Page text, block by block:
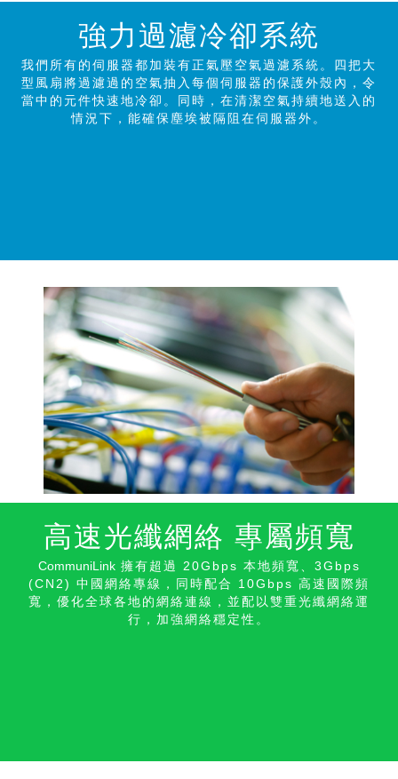
強力過濾冷卻系統
我們所有的伺服器都加裝有正氣壓空氣過濾系統。四把大
型風扇將過濾過的空氣抽入每個伺服器的保護外殼內，令
當中的元件快速地冷卻。同時，在清潔空氣持續地送入的
情況下，能確保塵埃被隔阻在伺服器外。
高速光纖網絡 專屬頻寬
CommuniLink擁有超過 20Gbps 本地頻寬、3Gbps
(CN2) 中國網絡專線，同時配合 10Gbps 高速國際頻
寬，優化全球各地的網絡連線，並配以雙重光纖網絡運
行，加強網絡穩定性。